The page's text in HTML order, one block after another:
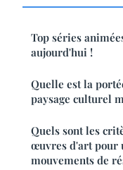
Top séries
aujourd'hui !
Quelle est la
paysage culturel
Quels sont les
œuvres d'art pour
mouvements de